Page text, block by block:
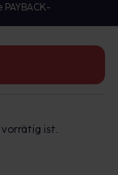
vorrätig ist.
GmbH &